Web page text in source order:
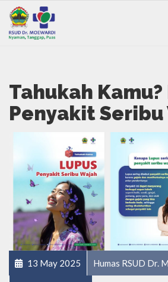
Tahukah
Penyakit Seribu
13 May 2025 Humas RSUD Dr.